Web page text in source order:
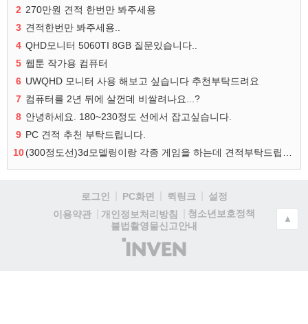
2 270만원 견적 한번만 봐주세용
3 견적한번만 봐주세용..
4 QHD모니터 5060TI 8GB 질문있습니다..
5 웹툰 작가용 컴퓨터
6 UWQHD 모니터 사용 해보고 싶습니다 추천부탁드려요
7 컴퓨터를 2년 뒤에 살껀데 비쌀려나요...?
8 안녕하세요. 180~230정도 선에서 잡고싶습니다.
9 PC 견적 추천 부탁드립니다.
10
로그인 PC화면 퀵링크
설정
이용약관
개인정보처리방침
청소년보호정책
불법촬영물신고안내
(주)
인
▲